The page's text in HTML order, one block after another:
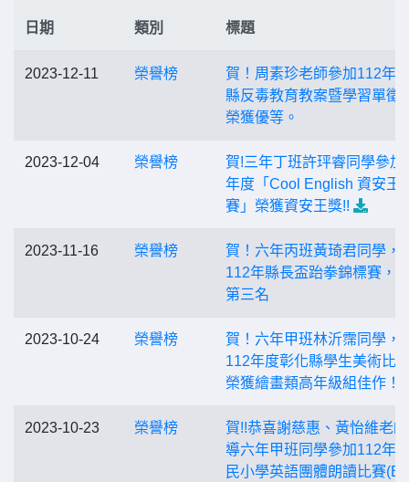
日期 類別 標題
2023-12-11 榮譽榜
賀！周素珍老師參加112年
縣反毒教育教案暨學習單徵
榮獲優等。
2023-12-04 榮譽榜
賀!三年丁班許玶睿同學參加
年度「Cool English 資安王
賽」榮獲資安王獎!!
2023-11-16 榮譽榜
賀！六年丙班黃琦君同學，
112年縣長盃跆拳錦標賽，
第三名
2023-10-24 榮譽榜
賀！六年甲班林沂霈同學，
112年度彰化縣學生美術比
榮獲繪畫類高年級組佳作！
2023-10-23 榮譽榜
賀!!恭喜謝慈惠、黃怡維老
導六年甲班同學參加112年
民小學英語團體朗讀比賽(B